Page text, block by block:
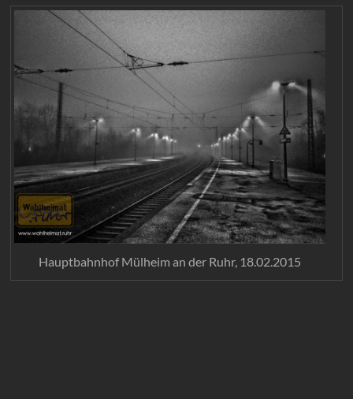
Hauptbahnhof Mülheim an der Ruhr, 18.02.2015